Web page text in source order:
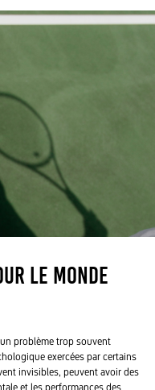
le monde
un problème trop souvent
exercées par certains
invisibles, peuvent avoir des
et les performances des